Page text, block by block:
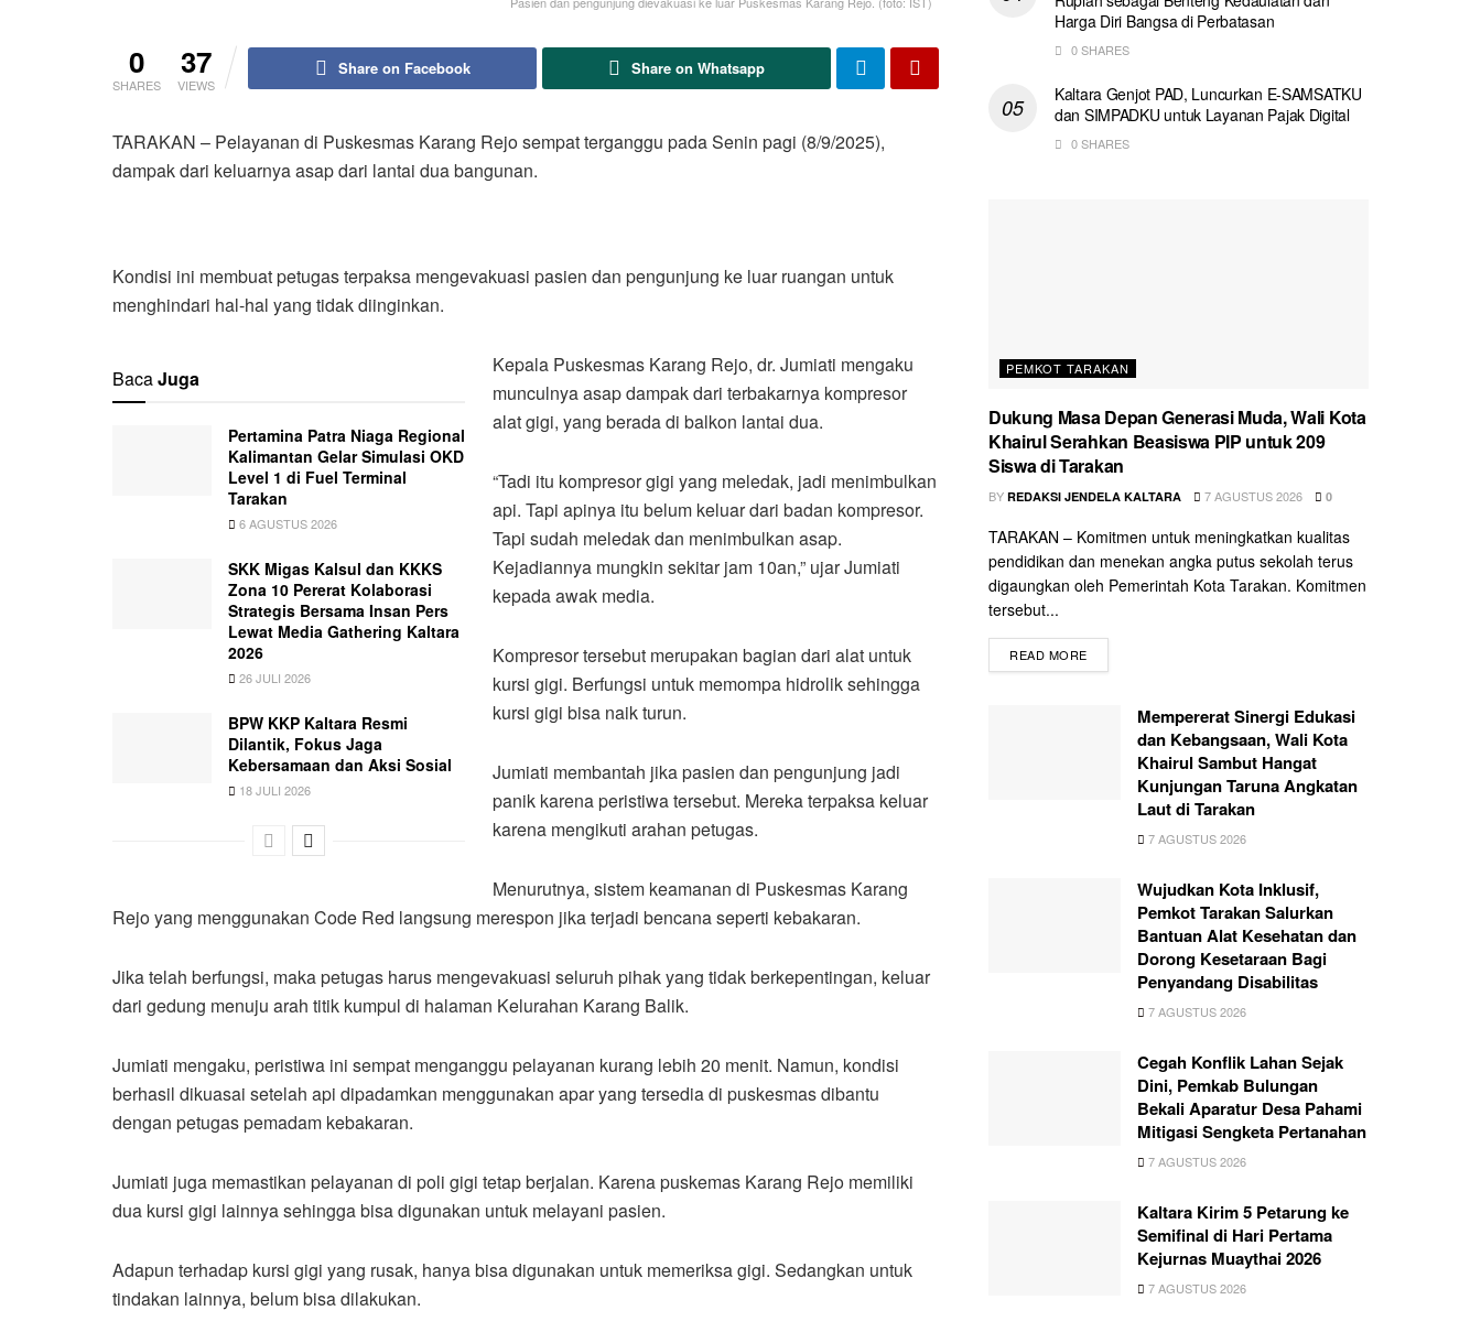
0
SHARES
37
VIEWS
Share on Facebook Share on Whatsapp
TARAKAN – Pelayanan di Puskesmas Karang Rejo sempat terganggu pada Senin pagi (8/9/2025),
dampak dari keluarnya asap dari lantai dua bangunan.
Kondisi ini membuat petugas terpaksa mengevakuasi pasien dan pengunjung ke luar ruangan untuk
menghindari hal-hal yang tidak diinginkan.
BacaJuga
Pertamina Patra Niaga Regional
Kalimantan Gelar Simulasi OKD
Level 1 di Fuel Terminal
Tarakan
6 AGUSTUS 2026
SKK Migas Kalsul dan KKKS
Zona 10 Pererat Kolaborasi
Strategis Bersama Insan Pers
Lewat Media Gathering Kaltara
2026
26 JULI 2026
BPW KKP Kaltara Resmi
Dilantik, Fokus Jaga
Kebersamaan dan Aksi Sosial
18 JULI 2026
Kepala Puskesmas Karang Rejo, dr. Jumiati mengaku
munculnya asap dampak dari terbakarnya kompresor
alat gigi, yang berada di balkon lantai dua.
“Tadi itu kompresor gigi yang meledak, jadi menimbulkan
api. Tapi apinya itu belum keluar dari badan kompresor.
Tapi sudah meledak dan menimbulkan asap.
Kejadiannya mungkin sekitar jam 10an,” ujar Jumiati
kepada awak media.
Kompresor tersebut merupakan bagian dari alat untuk
kursi gigi. Berfungsi untuk memompa hidrolik sehingga
kursi gigi bisa naik turun.
Jumiati membantah jika pasien dan pengunjung jadi
panik karena peristiwa tersebut. Mereka terpaksa keluar
karena mengikuti arahan petugas.
Menurutnya, sistem keamanan di Puskesmas Karang
Rejo yang menggunakan Code Red langsung merespon jika terjadi bencana seperti kebakaran.
Jika telah berfungsi, maka petugas harus mengevakuasi seluruh pihak yang tidak berkepentingan, keluar
dari gedung menuju arah titik kumpul di halaman Kelurahan Karang Balik.
Jumiati mengaku, peristiwa ini sempat menganggu pelayanan kurang lebih 20 menit. Namun, kondisi
berhasil dikuasai setelah api dipadamkan menggunakan apar yang tersedia di puskesmas dibantu
dengan petugas pemadam kebakaran.
Jumiati juga memastikan pelayanan di poli gigi tetap berjalan. Karena puskemas Karang Rejo memiliki
dua kursi gigi lainnya sehingga bisa digunakan untuk melayani pasien.
Adapun terhadap kursi gigi yang rusak, hanya bisa digunakan untuk memeriksa gigi. Sedangkan untuk
tindakan lainnya, belum bisa dilakukan.
Harga Diri Bangsa di Perbatasan
0 SHARES
Kaltara Genjot PAD, Luncurkan E-SAMSATKU
dan SIMPADKU untuk Layanan Pajak Digital
0 SHARES
PEMKOT TARAKAN
Dukung Masa Depan Generasi Muda, Wali Kota
Khairul Serahkan Beasiswa PIP untuk 209
Siswa di Tarakan
BY REDAKSI JENDELA KALTARA 7 AGUSTUS 2026 0
TARAKAN – Komitmen untuk meningkatkan kualitas
pendidikan dan menekan angka putus sekolah terus
digaungkan oleh Pemerintah Kota Tarakan. Komitmen
tersebut...
READ MORE
Mempererat Sinergi Edukasi
dan Kebangsaan, Wali Kota
Khairul Sambut Hangat
Kunjungan Taruna Angkatan
Laut di Tarakan
7 AGUSTUS 2026
Wujudkan Kota Inklusif,
Pemkot Tarakan Salurkan
Bantuan Alat Kesehatan dan
Dorong Kesetaraan Bagi
Penyandang Disabilitas
7 AGUSTUS 2026
Cegah Konflik Lahan Sejak
Dini, Pemkab Bulungan
Bekali Aparatur Desa Pahami
Mitigasi Sengketa Pertanahan
7 AGUSTUS 2026
Kaltara Kirim 5 Petarung ke
Semifinal di Hari Pertama
Kejurnas Muaythai 2026
7 AGUSTUS 2026